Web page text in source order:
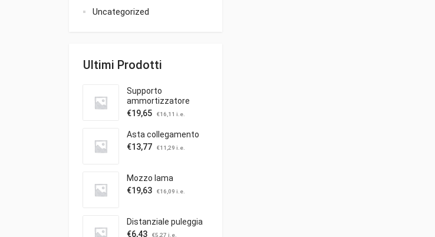
Uncategorized
Ultimi Prodotti
Supporto
ammortizzatore
€19,65 €16,11 i.e.
Asta collegamento
€13,77 €11,29 i.e.
Mozzo lama
€19,63 €16,09 i.e.
Distanziale puleggia
€6,43 €5,27 i.e.